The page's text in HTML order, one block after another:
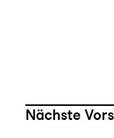
Nächste